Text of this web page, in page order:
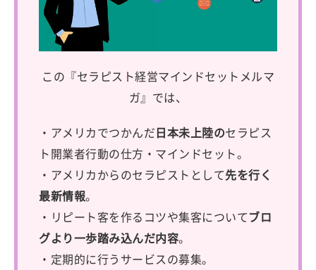
この『セラピスト経営マインドセットメルマ
ガ』では、
・アメリカでつかんだ日本未上陸のセラピス
ト開業者行動の仕方・マインドセット。
・アメリカからのセラピストとして先を行く
最新情報。
・リピート客を作るコツや集客についてブロ
グより一歩踏み込んだ内容。
・定期的に行うサービスの募集。